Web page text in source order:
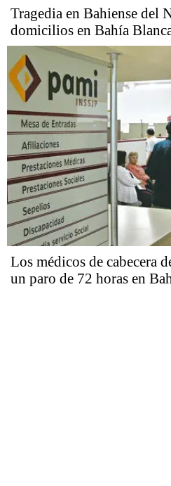
Tragedia en Bahiense del
domicilios en Bahía
Los médicos de cabecera
un paro de 72 horas en